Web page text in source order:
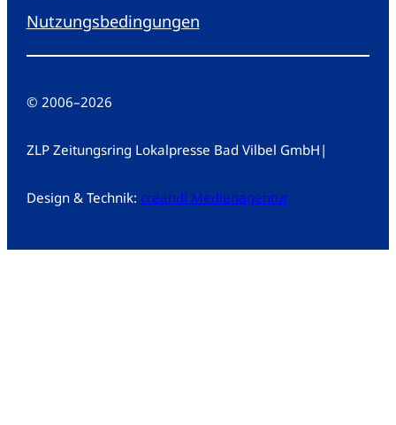
Nutzungsbedingungen
© 2006–2026
ZLP Zeitungsring Lokalpresse Bad Vilbel GmbH |
Design & Technik: creandi Medienagentur